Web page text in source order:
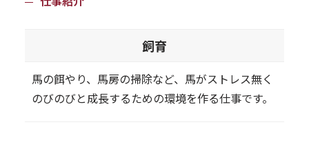
飼育
馬の餌やり、馬房の掃除など、馬がストレス無く
のびのびと成長するための環境を作る仕事です。